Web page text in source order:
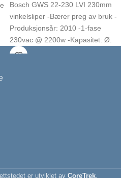
Bosch GWS 22-230 LVI 230mm
vinkelsliper -Bærer preg av bruk -
Produksjonsår: 2010 -1-fase
230vac @ 2200w -Kapasitet: Ø.
230mm -Omdreiningstall:
er utviklet av CoreTrek.